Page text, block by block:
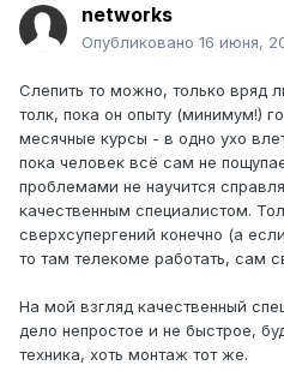
networks
Опубликовано 16 июня,
Слепить то можно, только вряд
толк, пока он опыту (минимум!)
месячные курсы - в одно ухо
пока человек всё сам не
проблемами не научится
качественным специалистом.
сверхсупергений конечно (а
то там телекоме работать, сам
На мой взгляд качественный
дело непростое и не быстрое,
техника, хоть монтаж тот же.